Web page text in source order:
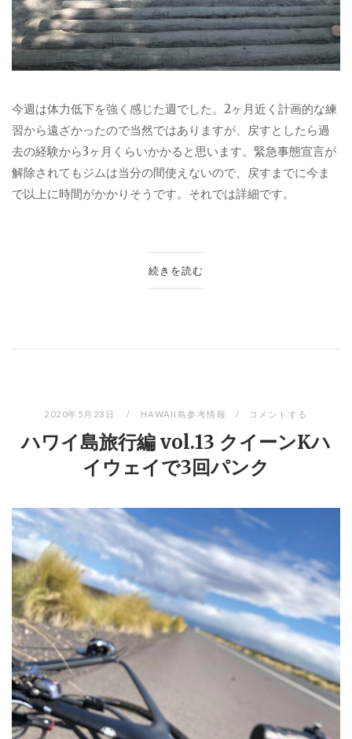
今週は体力低下を強く感じた週でした。2ヶ月近く計画的な練
習から遠ざかったので当然ではありますが、戻すとしたら過
去の経験から3ヶ月くらいかかると思います。緊急事態宣言が
解除されてもジムは当分の間使えないので、戻すまでに今ま
で以上に時間がかかりそうです。それでは詳細です。
続きを読む
2020年5月23日 HAWAII島参考情報 コメントする
ハワイ島旅行編 vol.13 クイーンKハ
イウェイで3回パンク